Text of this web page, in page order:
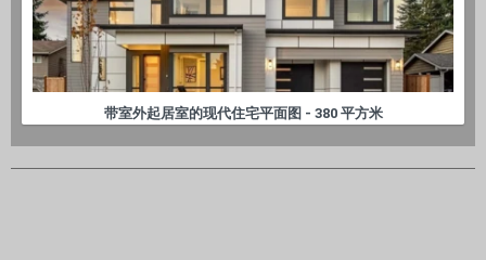
带室外起居室的现代住宅平面图 - 380 平方米